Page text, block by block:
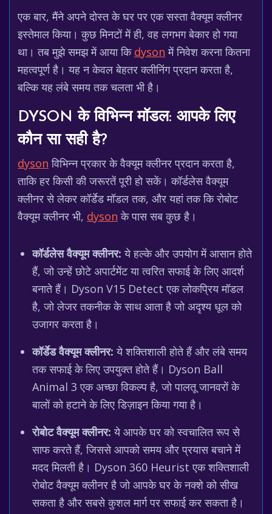
एक बार, मैंने अपने दोस्त के घर पर एक सस्ता वैक्यूम क्लीनर
इस्तेमाल किया। कुछ मिनटों में ही, वह लगभग बेकार हो गया
था। तब मुझे समझ में आया कि dyson में निवेश करना कितना
महत्वपूर्ण है। यह न केवल बेहतर क्लीनिंग प्रदान करता है,
बल्कि यह लंबे समय तक चलता भी है।
DYSON के विभिन्न मॉडल: आपके लिए
कौन सा सही है?
dyson विभिन्न प्रकार के वैक्यूम क्लीनर प्रदान करता है,
ताकि हर किसी की जरूरतें पूरी हो सकें। कॉर्डलेस वैक्यूम
क्लीनर से लेकर कॉर्डेड मॉडल तक, और यहां तक कि रोबोट
वैक्यूम क्लीनर भी, dyson के पास सब कुछ है।
कॉर्डलेस वैक्यूम क्लीनर: ये हल्के और उपयोग में आसान होते
हैं, जो उन्हें छोटे अपार्टमेंट या त्वरित सफाई के लिए आदर्श
बनाते हैं। Dyson V15 Detect एक लोकप्रिय मॉडल
है, जो लेजर तकनीक के साथ आता है जो अदृश्य धूल को
उजागर करता है।
कॉर्डेड वैक्यूम क्लीनर: ये शक्तिशाली होते हैं और लंबे समय
तक सफाई के लिए उपयुक्त होते हैं। Dyson Ball
Animal 3 एक अच्छा विकल्प है, जो पालतू जानवरों के
बालों को हटाने के लिए डिज़ाइन किया गया है।
रोबोट वैक्यूम क्लीनर: ये आपके घर को स्वचालित रूप से
साफ करते हैं, जिससे आपको समय और प्रयास बचाने में
मदद मिलती है। Dyson 360 Heurist एक शक्तिशाली
रोबोट वैक्यूम क्लीनर है जो आपके घर के नक्शे को सीख
सकता है और सबसे कुशल मार्ग पर सफाई कर सकता है।